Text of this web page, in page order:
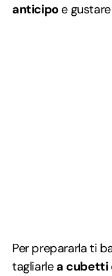
anticipoe
Per prepararla ti
tagliarlea cubetti